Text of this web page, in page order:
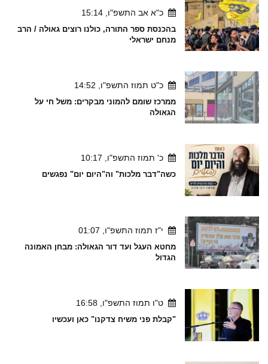
כ"א אב התשפ"ו, 15:14
בהכנסת ספר התורה, כולנו רוצים גאולה / הרב
מנחם ישראלי
כ"ט תמוז התשפ"ו, 14:52
ממרכז שומם להמוני מבקרים: משל חי על
הגאולה
כ' תמוז התשפ"ו, 10:17
כשה"דבר מלכות" וה"היום יום" נפגשים
י"ז תמוז התשפ"ו, 01:07
מחטא העגל ועד דור הגאולה: מבחן האמונה
הגדול
ט"ו תמוז התשפ"ו, 16:58
"קבלת פני משיח צדקנו" כאן ועכשיו